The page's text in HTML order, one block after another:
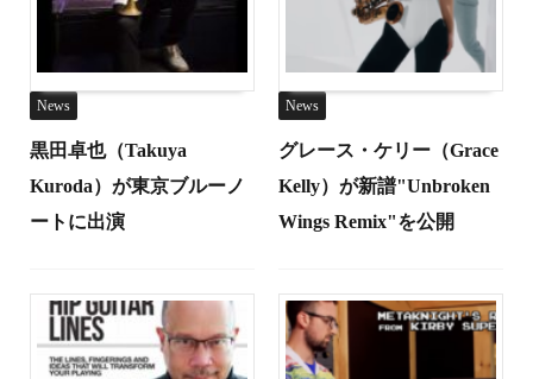
News
黒田卓也（Takuya
Kuroda）が東京ブルーノ
ートに出演
News
グレース・ケリー（Grace
Kelly）が新譜"Unbroken
Wings Remix"を公開